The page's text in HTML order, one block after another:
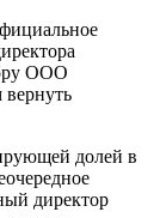
ООО
долей в
директор